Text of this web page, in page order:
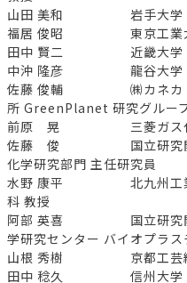
山田 美和 岩手大学 農
福居 俊昭 東京工業大
田中 賢二 近畿大学 産
中沖 隆彦 龍谷大学 先端
佐藤 俊輔 ㈱カネカ アグ
所 GreenPlanet 研究グルー
前原 晃 三菱ガス化学
佐藤 俊 国立研究開発
化学研究部門 主任研究員
水野 康平 北九州工業高
科 教授
阿部 英喜 国立研究開発
学研究センター バイオプラ
山根 秀樹 京都工芸繊
田中 稔久 信州大学 繊